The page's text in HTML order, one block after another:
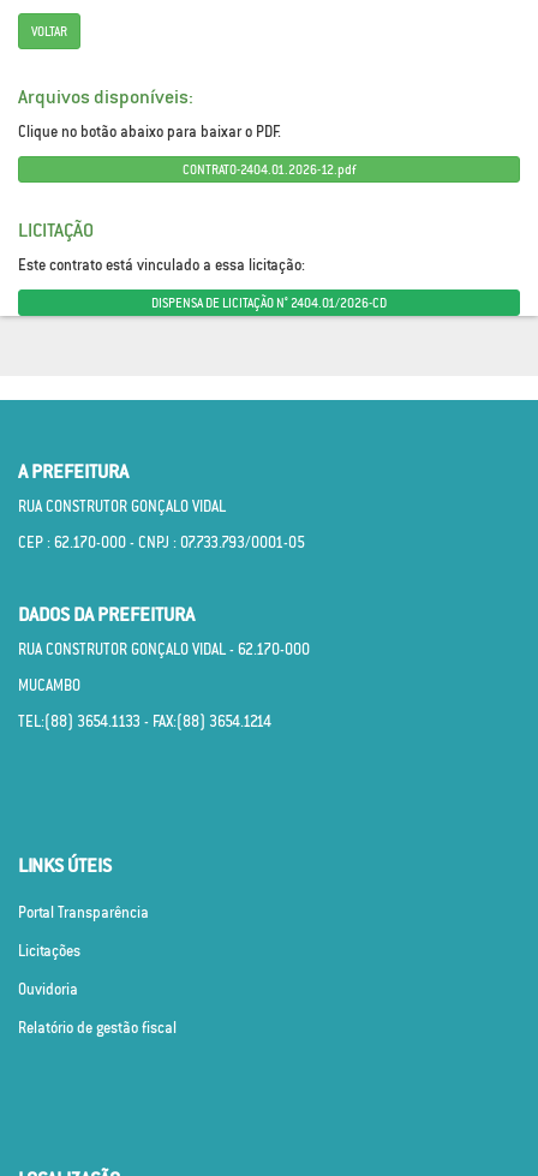
VOLTAR
Arquivos disponíveis:
Clique no botão abaixo para baixar o PDF.
CONTRATO-2404.01.2026-12.pdf
LICITAÇÃO
Este contrato está vinculado a essa licitação:
DISPENSA DE LICITAÇÃO N° 2404.01/2026-CD
A PREFEITURA
RUA CONSTRUTOR GONÇALO VIDAL
CEP : 62.170­-000 - CNPJ : 07.733.793/0001­-05
DADOS DA PREFEITURA
RUA CONSTRUTOR GONÇALO VIDAL - 62.170­-000
MUCAMBO
TEL:(88) 3654.1133 - FAX:(88) 3654.1214
LINKS ÚTEIS
Portal Transparência
Licitações
Ouvidoria
Relatório de gestão fiscal